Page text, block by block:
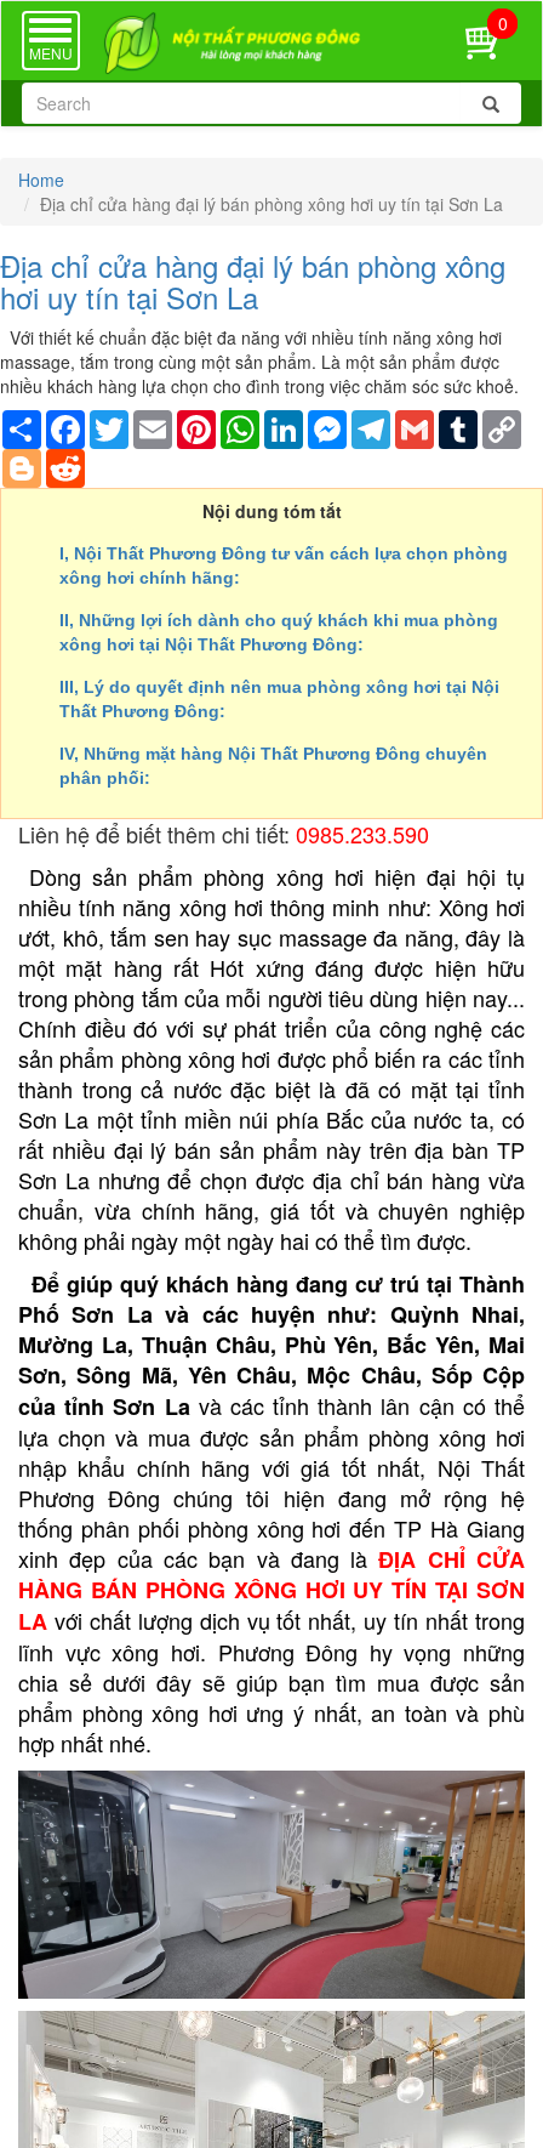
TOGGLE
NAVIGATION
MENU
0
Home
Địa chỉ cửa hàng đại lý bán phòng xông hơi uy tín tại Sơn La
Địa chỉ cửa hàng đại lý bán phòng xông
hơi uy tín tại Sơn La
Với thiết kế chuẩn đặc biệt đa năng với nhiều tính năng xông hơi
massage, tắm trong cùng một sản phẩm. Là một sản phẩm được
nhiều khách hàng lựa chọn cho đình trong việc chăm sóc sức khoẻ.
Share Facebook
TwitterEmail PinterestWhatsAppLinkedInMessengerTelegram
Gmail Tumblr
Blogger
Nội dung tóm tắt
I, Nội Thất Phương Đông tư vấn cách lựa chọn phòng
xông hơi chính hãng:
II, Những lợi ích dành cho quý khách khi mua phòng
xông hơi tại Nội Thất Phương Đông:
III, Lý do quyết định nên mua phòng xông hơi tại Nội
Thất Phương Đông:
IV, Những mặt hàng Nội Thất Phương Đông chuyên
phân phối:
Liên hệ để biết thêm chi tiết: 0985.233.590
Dòng sản phẩm phòng xông hơi hiện đại hội tụ
nhiều tính năng xông hơi thông minh như: Xông hơi
ướt, khô, tắm sen hay sục massage đa năng, đây là
một mặt hàng rất Hót xứng đáng được hiện hữu
trong phòng tắm của mỗi người tiêu dùng hiện nay...
Chính điều đó với sự phát triển của công nghệ các
sản phẩm phòng xông hơi được phổ biến ra các tỉnh
thành trong cả nước đặc biệt là đã có mặt tại tỉnh
Sơn La một tỉnh miền núi phía Bắc của nước ta, có
rất nhiều đại lý bán sản phẩm này trên địa bàn TP
Sơn La nhưng để chọn được địa chỉ bán hàng vừa
chuẩn, vừa chính hãng, giá tốt và chuyên nghiệp
không phải ngày một ngày hai có thể tìm được.
Để giúp quý khách hàng đang cư trú tại Thành
Phố Sơn La và các huyện như: Quỳnh Nhai,
Mường La, Thuận Châu, Phù Yên, Bắc Yên, Mai
Sơn, Sông Mã, Yên Châu, Mộc Châu, Sốp Cộp
của tỉnh Sơn La và các tỉnh thành lân cận có thể
lựa chọn và mua được sản phẩm phòng xông hơi
nhập khẩu chính hãng với giá tốt nhất, Nội Thất
Phương Đông chúng tôi hiện đang mở rộng hệ
thống phân phối phòng xông hơi đến TP Hà Giang
xinh đẹp của các bạn và đang làĐỊA CHỈ CỬA
HÀNG BÁN PHÒNG XÔNG HƠI UY TÍN TẠI SƠN
LA với chất lượng dịch vụ tốt nhất, uy tín nhất trong
lĩnh vực xông hơi. Phương Đông hy vọng những
chia sẻ dưới đây sẽ giúp bạn tìm mua được sản
phẩm phòng xông hơi ưng ý nhất, an toàn và phù
hợp nhất nhé.